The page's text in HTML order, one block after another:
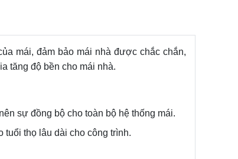
mái, đảm bảo mái nhà được chắc chắn,
tăng độ bền cho mái nhà.
sự đồng bộ cho toàn bộ hệ thống mái.
thọ lâu dài cho công trình.